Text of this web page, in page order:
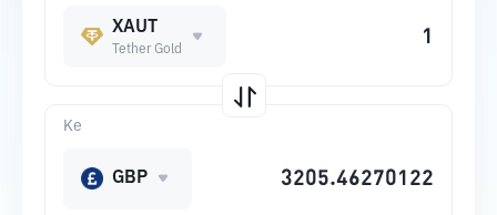
XAUT
Tether Gold
Ke
GBP